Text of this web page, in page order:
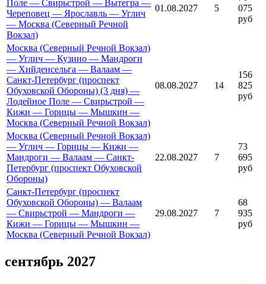
Поле — Свирьстрой — Вытегра —
Череповец — Ярославль — Углич
— Москва (Северный Речной
Вокзал)
01.08.2027 5
075
руб
Москва (Северный Речной Вокзал)
— Углич — Кузино — Мандроги
— Хийденсельга — Валаам —
Санкт-Петербург (проспект
Обуховской Обороны) (3 дня) —
Лодейное Поле — Свирьстрой —
Кижи — Горицы — Мышкин —
Москва (Северный Речной Вокзал)
08.08.2027 14
156
825
руб
Москва (Северный Речной Вокзал)
— Углич — Горицы — Кижи —
Мандроги — Валаам — Санкт-
Петербург (проспект Обуховской
Обороны)
22.08.2027 7
73
695
руб
Санкт-Петербург (проспект
Обуховской Обороны) — Валаам
— Свирьстрой — Мандроги —
Кижи — Горицы — Мышкин —
Москва (Северный Речной Вокзал)
29.08.2027 7
68
935
руб
сентябрь 2027